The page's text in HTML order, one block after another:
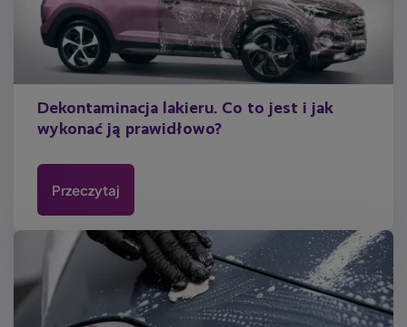
Dekontaminacja lakieru. Co to jest i jak
wykonać ją prawidłowo?
Przeczytaj